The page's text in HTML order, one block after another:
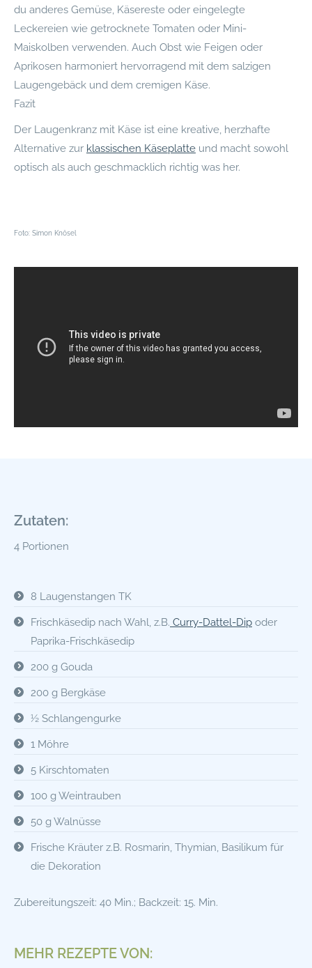
du anderes Gemüse, Käsereste oder eingelegte
Leckereien wie getrocknete Tomaten oder Mini-
Maiskolben verwenden. Auch Obst wie Feigen oder
Aprikosen harmoniert hervorragend mit dem salzigen
Laugengebäck und dem cremigen Käse.
Fazit
Der Laugenkranz mit Käse ist eine kreative, herzhafte
Alternative zur klassischen Käseplatte und macht sowohl
optisch als auch geschmacklich richtig was her.
Foto: Simon Knösel
Zutaten:
4 Portionen
8 Laugenstangen TK
Frischkäsedip nach Wahl, z.B. Curry-Dattel-Dip oder
Paprika-Frischkäsedip
200 g Gouda
200 g Bergkäse
½ Schlangengurke
1 Möhre
5 Kirschtomaten
100 g Weintrauben
50 g Walnüsse
Frische Kräuter z.B. Rosmarin, Thymian, Basilikum für
die Dekoration
Zubereitungszeit: 40 Min.; Backzeit: 15. Min.
MEHR REZEPTE VON: